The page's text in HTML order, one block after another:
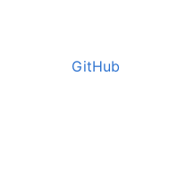
GitHub